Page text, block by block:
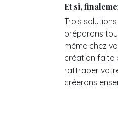
Et si,
Trois
préparons
même chez
création faite
rattraper
créerons